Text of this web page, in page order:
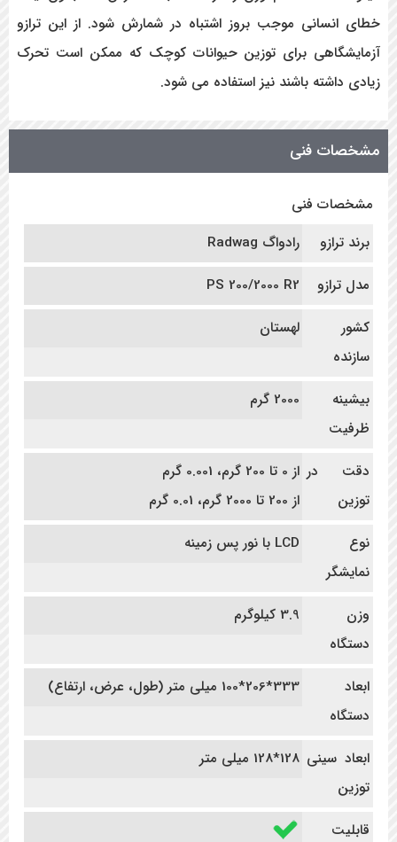
خطای انسانی موجب بروز اشتباه در شمارش شود. از این ترازو
آزمایشگاهی برای توزین حیوانات کوچک که ممکن است تحرک
زیادی داشته باشند نیز استفاده می شود.
مشخصات فنی
مشخصات فنی
برند ترازو
رادواگ Radwag
مدل ترازو
PS 200/2000 R2
کشور
سازنده
لهستان
بیشینه
ظرفیت
2000 گرم
دقت در
توزین
از 0 تا 200 گرم، 0.001 گرم
از 200 تا 2000 گرم، 0.01 گرم
نوع
نمایشگر
LCD با نور پس زمینه
وزن
دستگاه
3.9 کیلوگرم
ابعاد
دستگاه
333*206*100 میلی متر (طول، عرض، ارتفاع)
ابعاد سینی
توزین
128*128 میلی متر
قابلیت